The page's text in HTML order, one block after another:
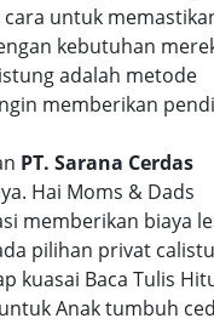
untuk
kebutuhan
adalah metode
memberikan
PT. Sarana Cerdas
Hai Moms & Dads
memberikan biaya
pilihan privat
kuasai Baca Tulis
Anak tumbuh